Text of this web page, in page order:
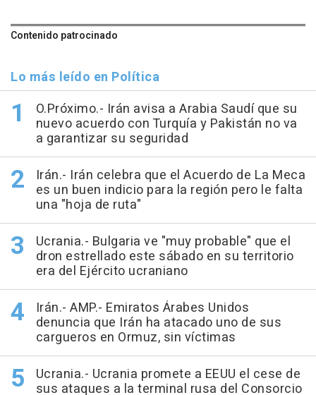
Contenido patrocinado
Lo más leído en Política
O.Próximo.- Irán avisa a Arabia Saudí que su
nuevo acuerdo con Turquía y Pakistán no va
a garantizar su seguridad
Irán.- Irán celebra que el Acuerdo de La Meca
es un buen indicio para la región pero le falta
una "hoja de ruta"
Ucrania.- Bulgaria ve "muy probable" que el
dron estrellado este sábado en su territorio
era del Ejército ucraniano
Irán.- AMP.- Emiratos Árabes Unidos
denuncia que Irán ha atacado uno de sus
cargueros en Ormuz, sin víctimas
Ucrania.- Ucrania promete a EEUU el cese de
sus ataques a la terminal rusa del Consorcio